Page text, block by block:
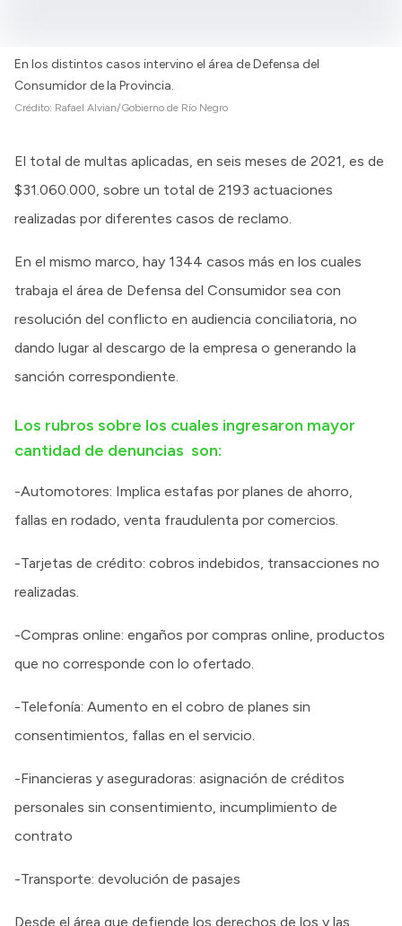
En los distintos casos intervino el área de Defensa del
Consumidor de la Provincia.
Crédito: Rafael Alvian/Gobierno de Río Negro
El total de multas aplicadas, en seis meses de 2021, es de
$31.060.000, sobre un total de 2193 actuaciones
realizadas por diferentes casos de reclamo.
En el mismo marco, hay 1344 casos más en los cuales
trabaja el área de Defensa del Consumidor sea con
resolución del conflicto en audiencia conciliatoria, no
dando lugar al descargo de la empresa o generando la
sanción correspondiente.
Los rubros sobre los cuales ingresaron mayor
cantidad de denuncias son:
-Automotores: Implica estafas por planes de ahorro,
fallas en rodado, venta fraudulenta por comercios.
-Tarjetas de crédito: cobros indebidos, transacciones no
realizadas.
-Compras online: engaños por compras online, productos
que no corresponde con lo ofertado.
-Telefonía: Aumento en el cobro de planes sin
consentimientos, fallas en el servicio.
-Financieras y aseguradoras: asignación de créditos
personales sin consentimiento, incumplimiento de
contrato
-Transporte: devolución de pasajes
Desde el área que defiende los derechos de los y las